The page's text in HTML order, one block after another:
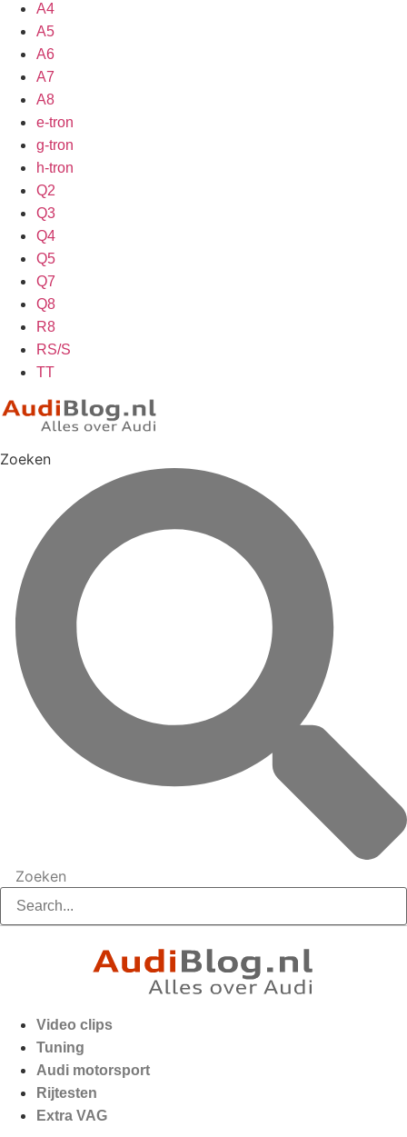
A4
A5
A6
A7
A8
e-tron
g-tron
h-tron
Q2
Q3
Q4
Q5
Q7
Q8
R8
RS/S
TT
Zoeken
Zoeken
Video clips
Tuning
Audi motorsport
Rijtesten
Extra VAG